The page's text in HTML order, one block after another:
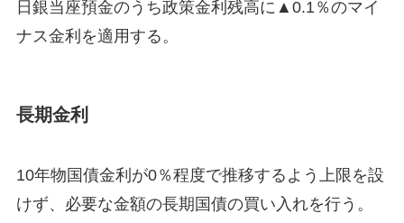
日銀当座預金のうち政策金利残高に▲0.1％のマイ
ナス金利を適用する。
長期金利
10年物国債金利が0％程度で推移するよう上限を設
けず、必要な金額の長期国債の買い入れを行う。